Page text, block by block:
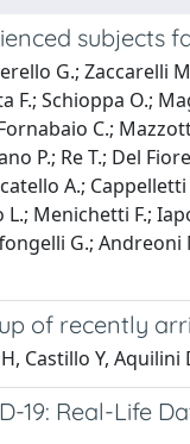
subjects
G.; Zaccarelli
Schioppa O.;
C.;
P.; Re T.; Del
A.;
Menichetti F.;
G.; Andreoni
of recently
Castillo Y, Aquilini
Real-Life